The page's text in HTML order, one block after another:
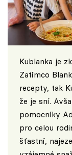
Kublanka je
Zatímco
recepty, tak
že je sní.
pomocníky
pro celou
šťastní,